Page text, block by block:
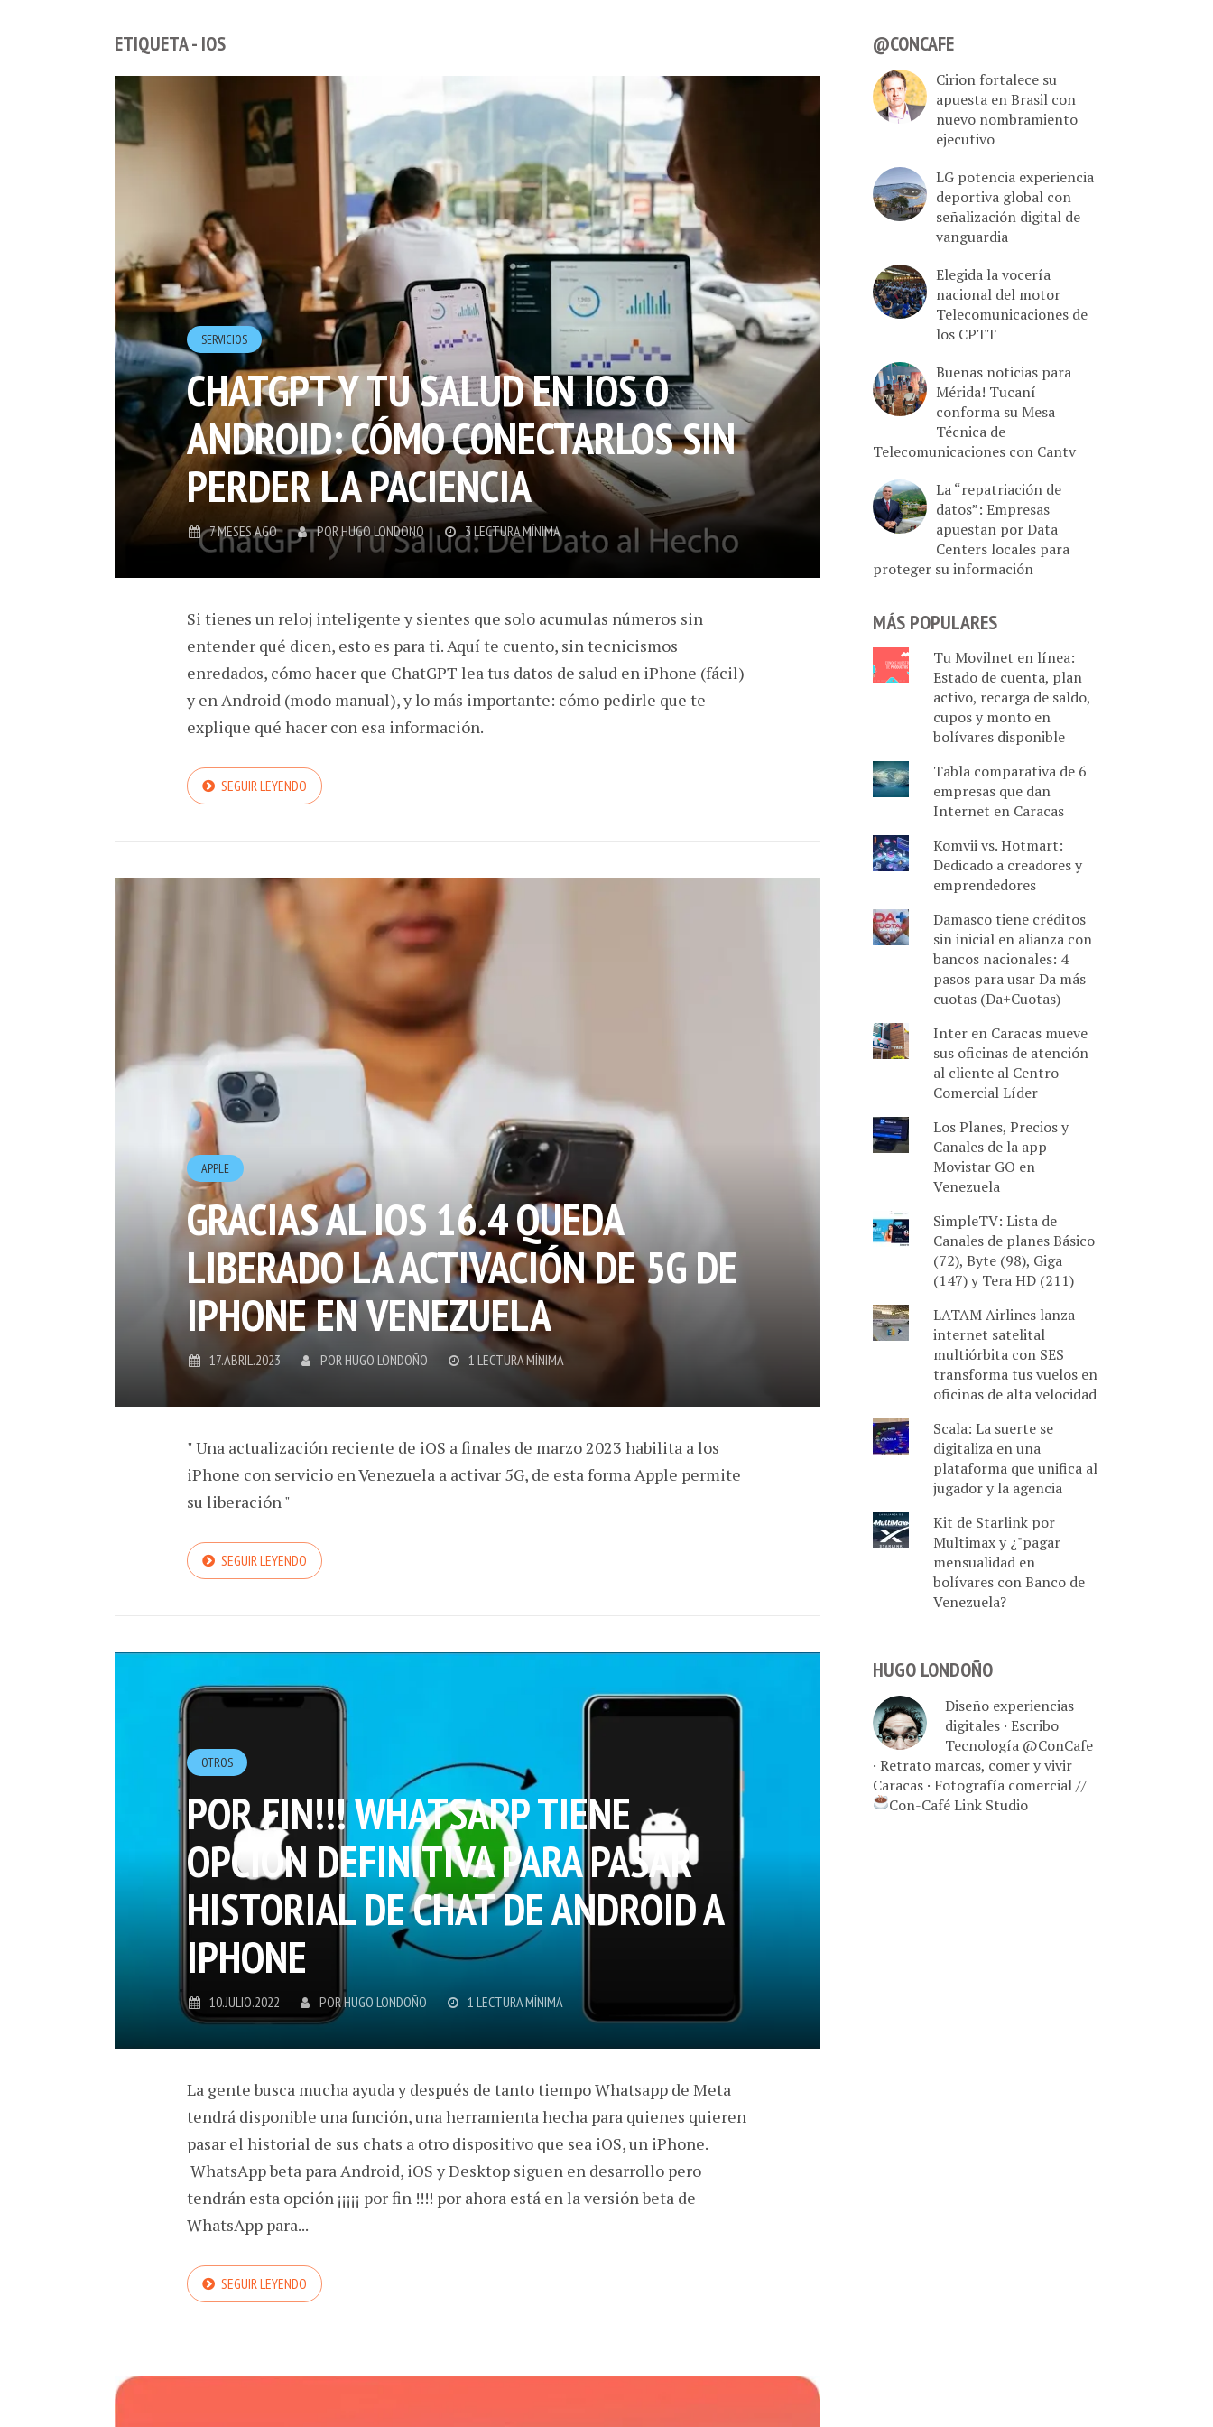
ETIQUETA - IOS
SERVICIOS
CHATGPT Y TU SALUD EN IOS O
ANDROID: CÓMO CONECTARLOS SIN
PERDER LA PACIENCIA
7 MESES AGO POR HUGO LONDOÑO 3 LECTURA MÍNIMA
Si tienes un reloj inteligente y sientes que solo acumulas números sin
entender qué dicen, esto es para ti. Aquí te cuento, sin tecnicismos
enredados, cómo hacer que ChatGPT lea tus datos de salud en iPhone (fácil)
y en Android (modo manual), y lo más importante: cómo pedirle que te
explique qué hacer con esa información.
SEGUIR LEYENDO
APPLE
GRACIAS AL IOS 16.4 QUEDA
LIBERADO LA ACTIVACIÓN DE 5G DE
IPHONE EN VENEZUELA
17.ABRIL.2023 POR HUGO LONDOÑO 1 LECTURA MÍNIMA
" Una actualización reciente de iOS a finales de marzo 2023 habilita a los
iPhone con servicio en Venezuela a activar 5G, de esta forma Apple permite
su liberación "
SEGUIR LEYENDO
OTROS
POR FIN!!! WHATSAPP TIENE
OPCIÓN DEFINITIVA PARA PASAR
HISTORIAL DE CHAT DE ANDROID A
IPHONE
10.JULIO.2022 PORHUGO LONDOÑO 1 LECTURA MÍNIMA
La gente busca mucha ayuda y después de tanto tiempo Whatsapp de Meta
tendrá disponible una función, una herramienta hecha para quienes quieren
pasar el historial de sus chats a otro dispositivo que sea iOS, un iPhone.
WhatsApp beta para Android, iOS y Desktop siguen en desarrollo pero
tendrán esta opción ¡¡¡¡¡ por fin !!!! por ahora está en la versión beta de
WhatsApp para...
SEGUIR LEYENDO
@CONCAFE
Cirion fortalece su
apuesta en Brasil con
nuevo nombramiento
ejecutivo
LG potencia experiencia
deportiva global con
señalización digital de
vanguardia
Elegida la vocería
nacional del motor
Telecomunicaciones de
los CPTT
Buenas noticias para
Mérida! Tucaní
conforma su Mesa
Técnica de
Telecomunicaciones con Cantv
La “repatriación de
datos”: Empresas
apuestan por Data
Centers locales para
proteger su información
MÁS POPULARES
Tu Movilnet en línea:
Estado de cuenta, plan
activo, recarga de saldo,
cupos y monto en
bolívares disponible
Tabla comparativa de 6
empresas que dan
Internet en Caracas
Komvii vs. Hotmart:
Dedicado a creadores y
emprendedores
Damasco tiene créditos
sin inicial en alianza con
bancos nacionales: 4
pasos para usar Da más
cuotas (Da+Cuotas)
Inter en Caracas mueve
sus oficinas de atención
al cliente al Centro
Comercial Líder
Los Planes, Precios y
Canales de la app
Movistar GO en
Venezuela
SimpleTV: Lista de
Canales de planes Básico
(72), Byte (98), Giga
(147) y Tera HD (211)
LATAM Airlines lanza
internet satelital
multiórbita con SES
transforma tus vuelos en
oficinas de alta velocidad
Scala: La suerte se
digitaliza en una
plataforma que unifica al
jugador y la agencia
Kit de Starlink por
Multimax y ¿"pagar
mensualidad en
bolívares con Banco de
Venezuela?
HUGO LONDOÑO
Diseño experiencias
digitales · Escribo
Tecnología @ConCafe
· Retrato marcas, comer y vivir
Caracas · Fotografía comercial //
Con-Café Link Studio